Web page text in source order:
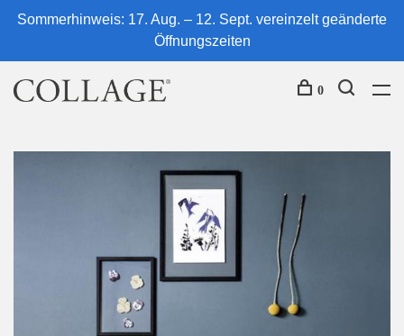
Sommerhinweis: 17. Aug. – 12. Sept. vereinzelt geänderte
Öffnungszeiten
0